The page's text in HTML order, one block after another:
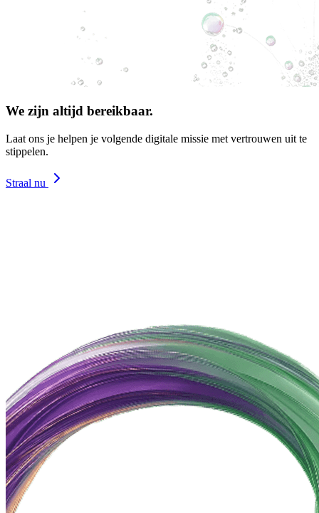
We zijn altijd bereikbaar.
Laat ons je helpen je volgende digitale missie met vertrouwen uit te
stippelen.
Straal nu